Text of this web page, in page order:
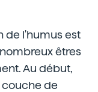
de l'humus est
êtres
Au début,
de